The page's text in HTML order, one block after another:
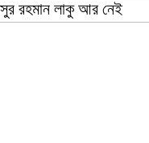
রহমান লাকু আর নেই